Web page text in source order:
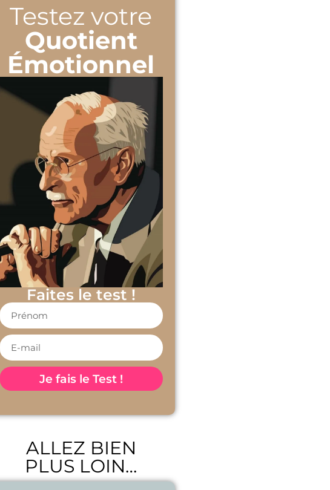
Testez votre
Quotient
Émotionnel
Faites le test !
Je fais le Test !
ALLEZ BIEN
PLUS LOIN…